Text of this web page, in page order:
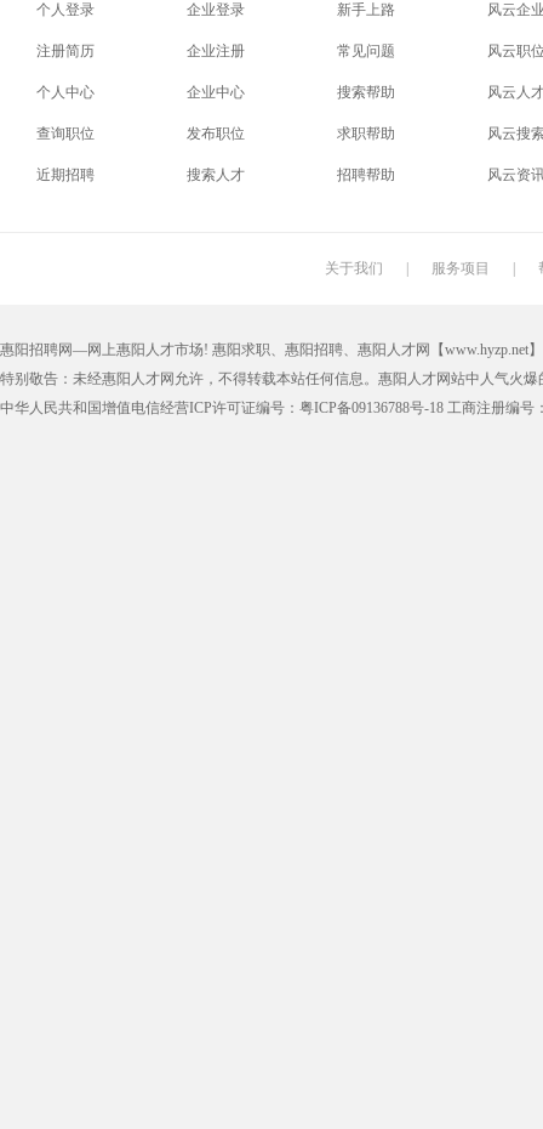
个人登录
注册简历
个人中心
查询职位
近期招聘
企业登录
企业注册
企业中心
发布职位
搜索人才
新手上路
常见问题
搜索帮助
求职帮助
招聘帮助
风云企
风云职
风云人
风云搜
风云资
关于我们 服务项目
惠阳招聘网—网上惠阳人才市场! 惠阳求职、惠阳招聘、惠阳人才网【www.hyzp.net
特别敬告：未经惠阳人才网允许，不得转载本站任何信息。惠阳人才网站中人气火
中华人民共和国增值电信经营ICP许可证编号：粤ICP备09136788号-18 工商注册编号